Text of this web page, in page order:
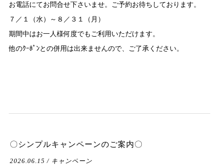
お電話にてお問合せ下さいませ。ご予約お待ちしております。
７／１（水）～８／３１（月）
期間中はお一人様何度でもご利用いただけます。
他のｸｰﾎﾟﾝとの併用は出来ませんので、ご了承ください。
〇シンプルキャンペーンのご案内〇
2026.06.15 / キャンペーン